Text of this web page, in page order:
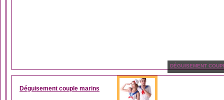
DÉGUISEMENT
Déguisement couple marins